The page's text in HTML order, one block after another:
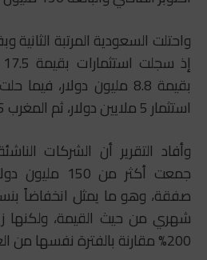
واحتلت السعودية المرتبة الثانية
بقيمة 8.8 مليون دولار،
استثمار 5 ملايين دولار، ثم المغرب 5 ملايين دولار.
وأفاد التقرير أن الشركات
شهري من حيث القيمة، ولكنها
200% مقارنة بالفترة نفسها من العام الماضي.